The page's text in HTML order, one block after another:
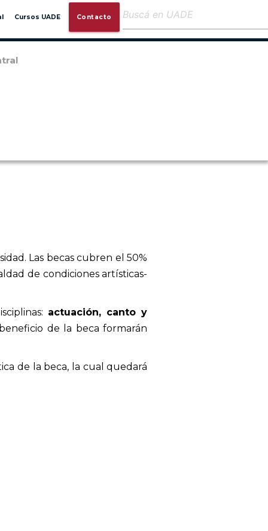
Cursos UADE Contacto
Las becas cubren el 50%
de condiciones artísticas-
actuación, canto y
de la beca formarán
de la beca, la cual quedará